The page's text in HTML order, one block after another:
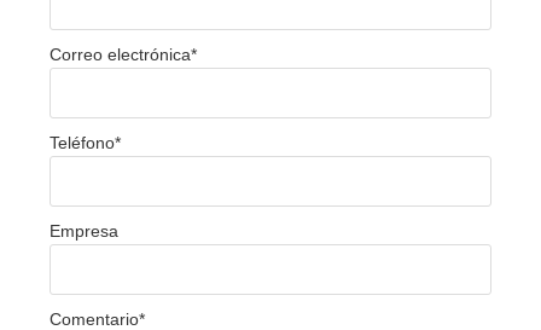
Correo electrónica*
Teléfono*
Empresa
Comentario*